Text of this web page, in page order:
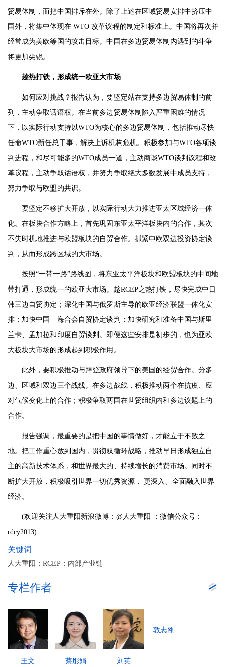
贸易体制，而把中国排斥在外。除了上述在区域贸易安排中挤压中
国外，将集中体现在 WTO 改革议程的制定和标准上。中国将再次并
经常成为美欧等国的攻击目标。中国在多边贸易体制内遇到的斗争
将更加尖锐。
趁热打铁，形成统一欧亚大市场
如何应对挑战？报告认为，要坚定站在支持多边贸易体制的前
列，主动争取话语权。在当前多边贸易体制陷入严重困难的情况
下，以实际行动支持以WTO为核心的多边贸易体制，包括推动尽快
任命WTO新任总干事，解决上诉机构危机。积极参加与WTO各项谈
判进程，和尽可能多的WTO成员一道，主动商谈WTO谈判议程和改
革议程，主动争取话语权，并努力争取绝大多数发展中成员支持，
努力争取与欧盟的共识。
要坚定不移扩大开放，以实际行动大力推进亚太区域经济一体
化。在板块合作方略上，首先巩固东亚太平洋板块内的合作，其次
不失时机地推进与欧盟板块的自贸合作。抓紧中欧双边投资协定谈
判，从而形成跨区域的大市场。
按照“一带一路”路线图，将东亚太平洋板块和欧盟板块的中间地
带打通，形成统一的欧亚大市场。趁RCEP之热打铁，尽快完成中日
韩三边自贸协定；深化中国与俄罗斯主导的欧亚经济联盟一体化安
排；加快中国—海合会自贸协定谈判；加快研究和准备中国与斯里
兰卡、孟加拉和印度自贸谈判。即便这些安排是初步的，也为亚欧
大板块大市场的形成起到积极作用。
此外，要积极推动与拜登政府领导下的美国的经贸合作。分多
边、区域和双边三个战线。在多边战线，积极推动两个在抗疫、应
对气候变化上的合作；积极争取两国在世贸组织内和多边议题上的
合作。
报告强调，最重要的是把中国的事情做好，才能立于不败之
地。把工作重心放到国内，贯彻双循环战略，推动早日形成独立自
主的高新技术体系，和世界最大的、持续增长的消费市场。同时不
断扩大开放，积极吸引世界一切优秀资源， 更深入、全面融入世界
经济。
(欢迎关注人大重阳新浪微博：@人大重阳 ；微信公众号：
rdcy2013)
关键词
人大重阳；RCEP；内部产业链
专栏作者
王文 蔡彤娟 刘英
敦志刚